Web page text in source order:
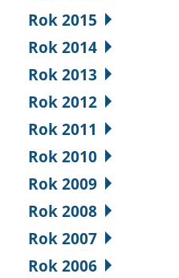
Rok 2015
Rok 2014
Rok 2013
Rok 2012
Rok 2011
Rok 2010
Rok 2009
Rok 2008
Rok 2007
Rok 2006